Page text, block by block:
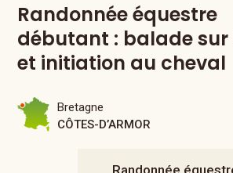
Randonnée équestre
débutant : balade sur
et initiation au cheval
Randonnée
Bretagne
CÔTES-D’ARMOR